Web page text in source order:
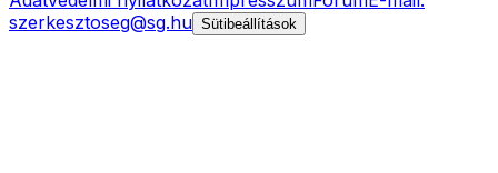
szerkesztoseg@sg.hu Sütibeállítások